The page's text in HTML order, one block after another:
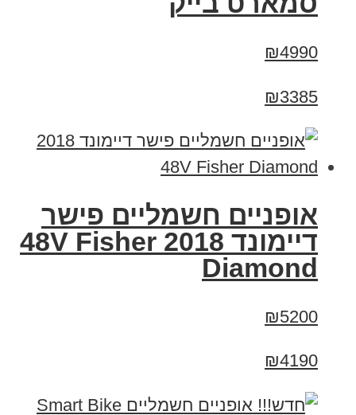
₪4990
₪3385
אופניים חשמליים פישר
דיימונד 2018 48V Fisher
Diamond
₪5200
₪4190